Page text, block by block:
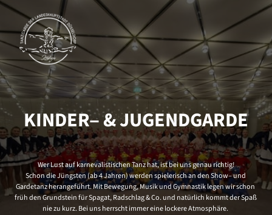
KINDER‒& JUGENDGARDE
Wer Lust auf karnevalistischen Tanz hat, ist bei uns genau richtig!
Schon die Jüngsten (ab 4 Jahren) werden spielerisch an den Show‒
Gardetanz herangeführt. Mit Bewegung, Musik und Gymnastik legen wir
früh den Grundstein für Spagat, Radschlag & Co. und natürlich kommt der
nie zu kurz. Bei uns herrscht immer eine lockere Atmosphäre.